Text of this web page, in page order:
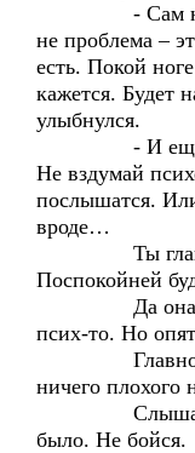
- Сам
не проблема –
есть. Покой
кажется. Будет
улыбнулся.
- И ещё…
Не вздумай
послышатся.
вроде…
Ты
Поспокойней
Да она-то
псих-то. Но
Главное не
ничего плохого
Слышать –
было. Не бойся.